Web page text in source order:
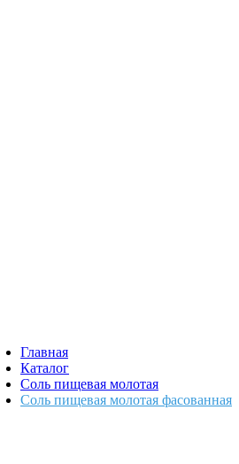
Главная
Каталог
Соль пищевая молотая
Соль пищевая молотая фасованная